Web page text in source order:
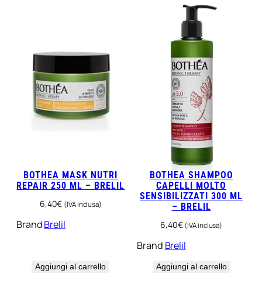
BOTHEA MASK NUTRI
REPAIR 250 ML – BRELIL
6,40€ (IVA inclusa)
BrandBrelil
Aggiungi al carrello
BOTHEA SHAMPOO
CAPELLI MOLTO
SENSIBILIZZATI 300 ML
– BRELIL
6,40€ (IVA inclusa)
Brand Brelil
Aggiungi al carrello